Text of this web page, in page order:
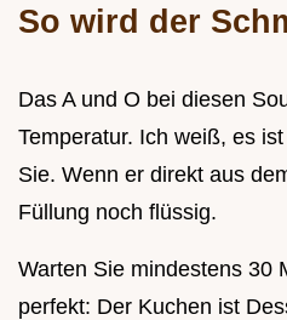
So wird der
Das A und O bei diesen
Temperatur. Ich weiß, es
Sie. Wenn er direkt aus
Füllung noch flüssig.
Warten Sie mindestens 30
perfekt: Der Kuchen ist